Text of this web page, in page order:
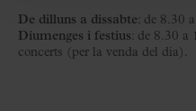
De dilluns a dissabte: de 8.30
Diumenges i festius: de 8.30 a
concerts (per la venda del dia).